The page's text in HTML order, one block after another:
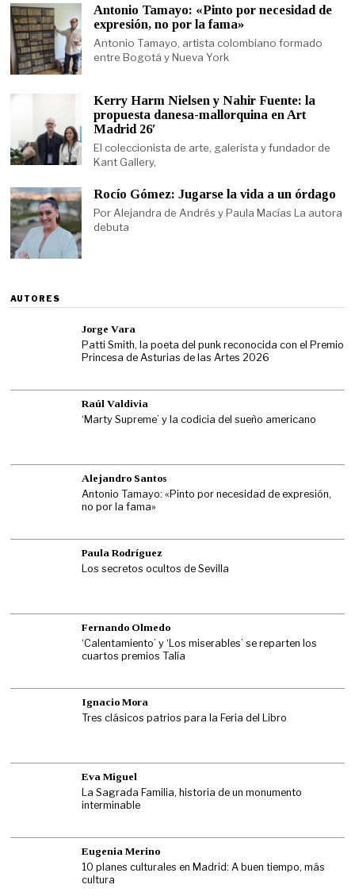
Antonio Tamayo: «Pinto por necesidad de
expresión, no por la fama»
Antonio Tamayo, artista colombiano formado
entre Bogotá y Nueva York
Kerry Harm Nielsen y Nahir Fuente: la
propuesta danesa-mallorquina en Art
Madrid 26′
El coleccionista de arte, galerista y fundador de
Kant Gallery,
Rocío Gómez: Jugarse la vida a un órdago
Por Alejandra de Andrés y Paula Macías La autora
debuta
AUTORES
Jorge Vara
Patti Smith, la poeta del punk reconocida con el Premio
Princesa de Asturias de las Artes 2026
Raúl Valdivia
‘Marty Supreme’ y la codicia del sueño americano
Alejandro Santos
Antonio Tamayo: «Pinto por necesidad de expresión,
no por la fama»
Paula Rodríguez
Los secretos ocultos de Sevilla
Fernando Olmedo
‘Calentamiento’ y ‘Los miserables’ se reparten los
cuartos premios Talía
Ignacio Mora
Tres clásicos patrios para la Feria del Libro
Eva Miguel
La Sagrada Familia, historia de un monumento
interminable
Eugenia Merino
10 planes culturales en Madrid: A buen tiempo, más
cultura